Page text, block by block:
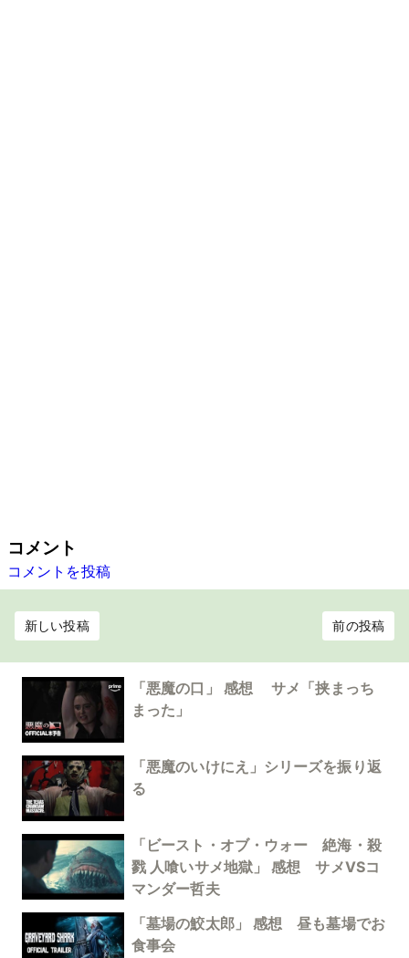
コメント
コメントを投稿
新しい投稿 前の投稿
「悪魔の口」 感想 サメ「挟まっち
まった」
「悪魔のいけにえ」シリーズを振り返
る
「ビースト・オブ・ウォー 絶海・殺
戮 人喰いサメ地獄」 感想 サメVSコ
マンダー哲夫
「墓場の鮫太郎」 感想 昼も墓場でお
食事会